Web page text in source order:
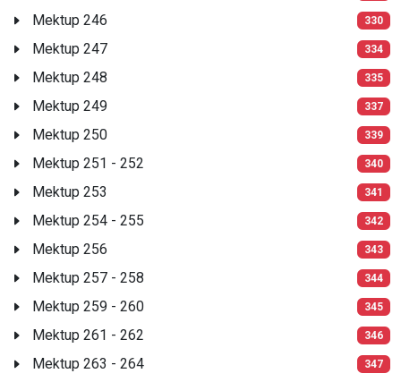
Mektup 246 330
Mektup 247 334
Mektup 248 335
Mektup 249 337
Mektup 250 339
Mektup 251 - 252 340
Mektup 253 341
Mektup 254 - 255 342
Mektup 256 343
Mektup 257 - 258 344
Mektup 259 - 260 345
Mektup 261 - 262 346
Mektup 263 - 264 347